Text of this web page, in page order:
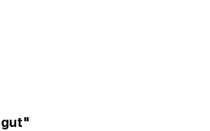
für Papiere aufkleben.